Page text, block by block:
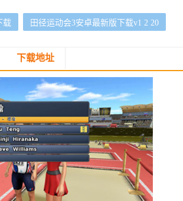
载 田径运动会3安卓最新版下载v1 2 20
下载地址